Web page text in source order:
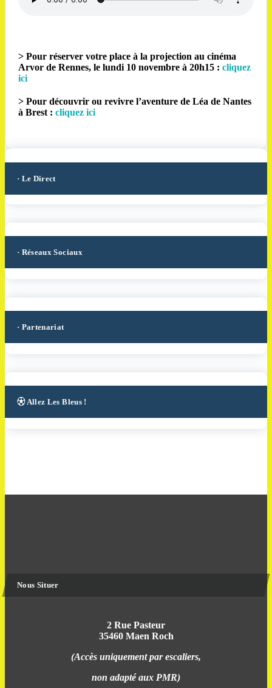
> Pour réserver votre place à la projection au cinéma
Arvor de Rennes, le lundi 10 novembre à 20h15 : cliquez
ici
> Pour découvrir ou revivre l’aventure de Léa de Nantes
à Brest : cliquez ici
· Le Direct
· Réseaux Sociaux
· Partenariat
⚽︎ Allez Les Bleus !
Nous Situer
2 Rue Pasteur
35460 Maen Roch
(Accès uniquement par escaliers,
non adapté aux PMR)